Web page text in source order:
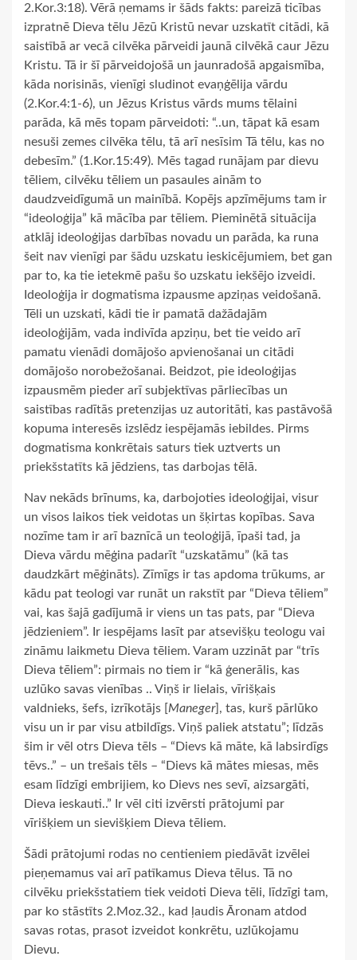
2.Kor.3:18). Vērā ņemams ir šāds fakts: pareizā ticības
izpratnē Dieva tēlu Jēzū Kristū nevar uzskatīt citādi, kā
saistībā ar vecā cilvēka pārveidi jaunā cilvēkā caur Jēzu
Kristu. Tā ir šī pārveidojošā un jaunradošā apgaismība,
kāda norisinās, vienīgi sludinot evaņģēlija vārdu
(2.Kor.4:1-6), un Jēzus Kristus vārds mums tēlaini
parāda, kā mēs topam pārveidoti: “..un, tāpat kā esam
nesuši zemes cilvēka tēlu, tā arī nesīsim Tā tēlu, kas no
debesīm.” (1.Kor.15:49). Mēs tagad runājam par dievu
tēliem, cilvēku tēliem un pasaules ainām to
daudzveidīgumā un mainībā. Kopējs apzīmējums tam ir
“ideoloģija” kā mācība par tēliem. Pieminētā situācija
atklāj ideoloģijas darbības novadu un parāda, ka runa
šeit nav vienīgi par šādu uzskatu ieskicējumiem, bet gan
par to, ka tie ietekmē pašu šo uzskatu iekšējo izveidi.
Ideoloģija ir dogmatisma izpausme apziņas veidošanā.
Tēli un uzskati, kādi tie ir pamatā dažādajām
ideoloģijām, vada indivīda apziņu, bet tie veido arī
pamatu vienādi domājošo apvienošanai un citādi
domājošo norobežošanai. Beidzot, pie ideoloģijas
izpausmēm pieder arī subjektīvas pārliecības un
saistības radītās pretenzijas uz autoritāti, kas pastāvošā
kopuma interesēs izslēdz iespējamās iebildes. Pirms
dogmatisma konkrētais saturs tiek uztverts un
priekšstatīts kā jēdziens, tas darbojas tēlā.
Nav nekāds brīnums, ka, darbojoties ideoloģijai, visur
un visos laikos tiek veidotas un šķirtas kopības. Sava
nozīme tam ir arī baznīcā un teoloģijā, īpaši tad, ja
Dieva vārdu mēģina padarīt “uzskatāmu” (kā tas
daudzkārt mēģināts). Zīmīgs ir tas apdoma trūkums, ar
kādu pat teologi var runāt un rakstīt par “Dieva tēliem”
vai, kas šajā gadījumā ir viens un tas pats, par “Dieva
jēdzieniem”. Ir iespējams lasīt par atsevišķu teologu vai
zināmu laikmetu Dieva tēliem. Varam uzzināt par “trīs
Dieva tēliem”: pirmais no tiem ir “kā ģenerālis, kas
uzlūko savas vienības .. Viņš ir lielais, vīrišķais
valdnieks, šefs, izrīkotājs [ Maneger], tas, kurš pārlūko
visu un ir par visu atbildīgs. Viņš paliek atstatu”; līdzās
šim ir vēl otrs Dieva tēls – “Dievs kā māte, kā labsirdīgs
tēvs..” – un trešais tēls – “Dievs kā mātes miesas, mēs
esam līdzīgi embrijiem, ko Dievs nes sevī, aizsargāti,
Dieva ieskauti..” Ir vēl citi izvērsti prātojumi par
vīrišķiem un sievišķiem Dieva tēliem.
Šādi prātojumi rodas no centieniem piedāvāt izvēlei
pieņemamus vai arī patīkamus Dieva tēlus. Tā no
cilvēku priekšstatiem tiek veidoti Dieva tēli, līdzīgi tam,
par ko stāstīts 2.Moz.32., kad ļaudis Āronam atdod
savas rotas, prasot izveidot konkrētu, uzlūkojamu
Dievu.